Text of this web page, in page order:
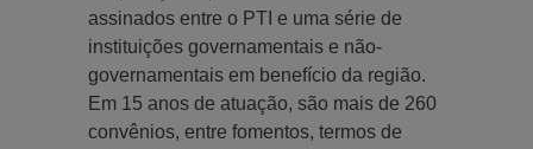
assinados entre o PTI e uma série de
instituições governamentais e não-
governamentais em benefício da região.
Em 15 anos de atuação, são mais de 260
convênios, entre fomentos, termos de